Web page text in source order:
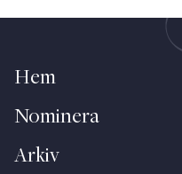
Hem
Nominera
Arkiv